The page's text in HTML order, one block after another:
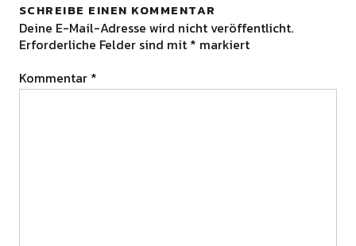
SCHREIBE EINEN KOMMENTAR
Deine E-Mail-Adresse wird nicht veröffentlicht.
Erforderliche Felder sind mit * markiert
Kommentar *